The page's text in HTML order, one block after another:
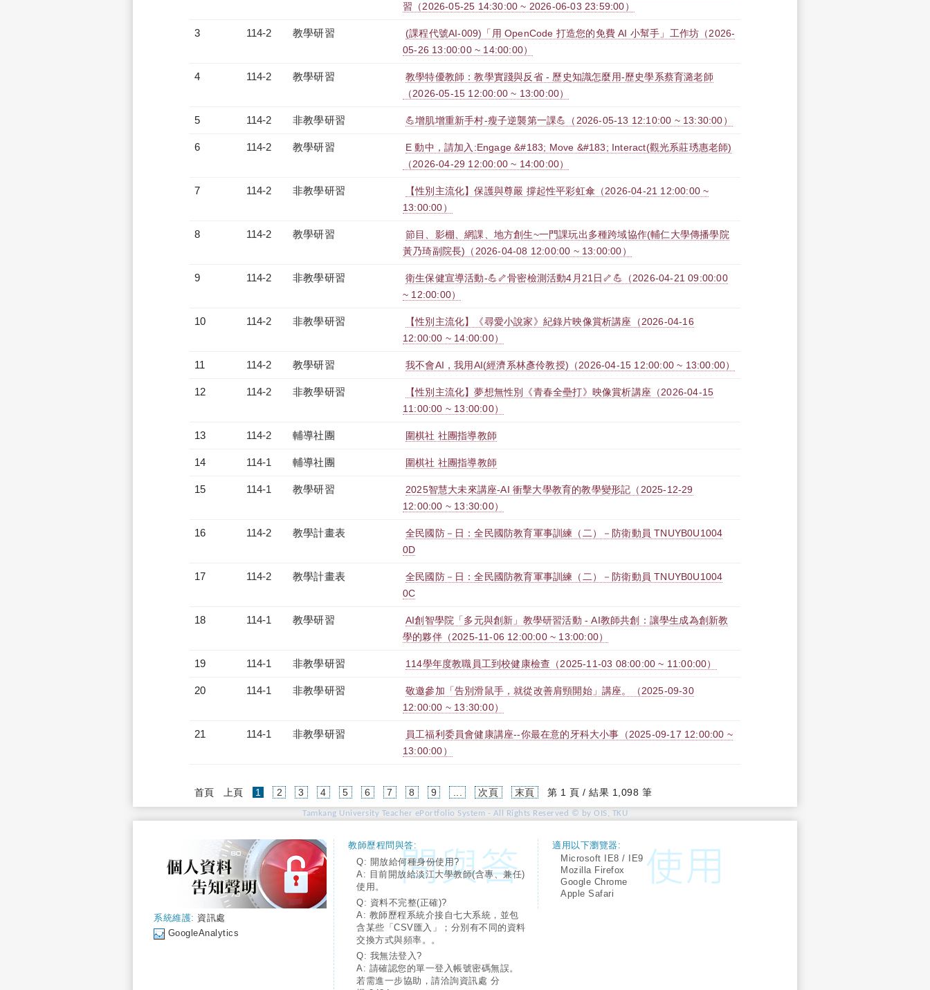
習（2026-05-25 14:30:00 ~ 2026-06-03 23:59:00）
3 114-2 教學研習
(課程代號AI-009)「用 OpenCode 打造您的免費 AI 小幫手」工作坊（2026-
05-26 13:00:00 ~ 14:00:00）
4 114-2 教學研習
教學特優教師：教學實踐與反省 - 歷史知識怎麼用-歷史學系蔡育潞老師
（2026-05-15 12:00:00 ~ 13:00:00）
5 114-2 非教學研習 💪增肌增重新手村-瘦子逆襲第一課💪（2026-05-13 12:10:00 ~ 13:30:00）
6 114-2 教學研習
E 動中，請加入:Engage &#183; Move &#183; Interact(觀光系莊琇惠老師)
（2026-04-29 12:00:00 ~ 14:00:00）
7 114-2 非教學研習
【性別主流化】保護與尊嚴 撐起性平彩虹傘（2026-04-21 12:00:00 ~
13:00:00）
8 114-2 教學研習
節目、影棚、網課、地方創生~一門課玩出多種跨域協作(輔仁大學傳播學院
黃乃琦副院長)（2026-04-08 12:00:00 ~ 13:00:00）
9 114-2 非教學研習
衛生保健宣導活動-💪🦴骨密檢測活動4月21日🦴💪（2026-04-21 09:00:00
~ 12:00:00）
10 114-2 非教學研習
【性別主流化】《尋愛小說家》紀錄片映像賞析講座（2026-04-16
12:00:00 ~ 14:00:00）
11 114-2 教學研習 我不會AI，我用AI(經濟系林彥伶教授)（2026-04-15 12:00:00 ~ 13:00:00）
12 114-2 非教學研習
【性別主流化】夢想無性別《青春全壘打》映像賞析講座（2026-04-15
11:00:00 ~ 13:00:00）
13 114-2 輔導社團 圍棋社 社團指導教師
14 114-1 輔導社團 圍棋社 社團指導教師
15 114-1 教學研習
2025智慧大未來講座-AI 衝擊大學教育的教學變形記（2025-12-29
12:00:00 ~ 13:30:00）
16 114-2 教學計畫表
全民國防－日：全民國防教育軍事訓練（二）－防衛動員 TNUYB0U1004
0D
17 114-2 教學計畫表
全民國防－日：全民國防教育軍事訓練（二）－防衛動員 TNUYB0U1004
0C
18 114-1 教學研習
AI創智學院「多元與創新」教學研習活動 - AI教師共創：讓學生成為創新教
學的夥伴（2025-11-06 12:00:00 ~ 13:00:00）
19 114-1 非教學研習 114學年度教職員工到校健康檢查（2025-11-03 08:00:00 ~ 11:00:00）
20 114-1 非教學研習
敬邀參加「告別滑鼠手，就從改善肩頸開始」講座。（2025-09-30
12:00:00 ~ 13:30:00）
21 114-1 非教學研習
員工福利委員會健康講座--你最在意的牙科大小事（2025-09-17 12:00:00 ~
13:00:00）
首頁 上頁 1 (current)
2 3 4 5 6 7 8 9 次頁 末頁 第 1 頁 / 結果 1,098 筆
Tamkang University Teacher ePortfolio System - All Rights Reserved © by OIS, TKU
系統維護: 資訊處
GoogleAnalytics
教師歷程問與答:
Q: 開放給何種身份使用?
A: 目前開放給淡江大學教師(含專、兼任)
使用。
Q: 資料不完整(正確)?
A: 教師歷程系統介接自七大系統，並包
含某些「CSV匯入」；分別有不同的資料
交換方式與頻率。。
Q: 我無法登入?
A: 請確認您的單一登入帳號密碼無誤。
若需進一步協助，請洽詢資訊處 分
適用以下瀏覽器:
Microsoft IE8 / IE9
Mozilla Firefox
Google Chrome
Apple Safari